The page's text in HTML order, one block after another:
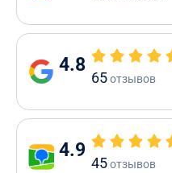
4.8
65отзывов
4.9
45отзывов